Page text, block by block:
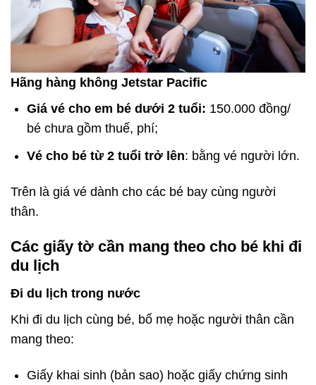
Hãng hàng không Jetstar Pacific
Giá vé cho em bé dưới 2 tuổi: 150.000 đồng/
bé chưa gồm thuế, phí;
Vé cho bé từ 2 tuổi trở lên: bằng vé người lớn.
Trên là giá vé dành cho các bé bay cùng người
thân.
Các giấy tờ cần mang theo cho bé khi đi
du lịch
Đi du lịch trong nước
Khi đi du lịch cùng bé, bố mẹ hoặc người thân cần
mang theo:
Giấy khai sinh (bản sao) hoặc giấy chứng sinh